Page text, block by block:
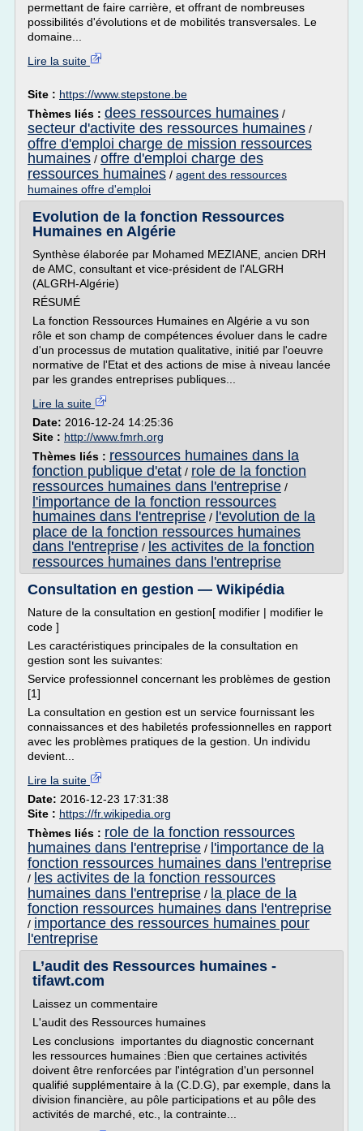
permettant de faire carrière, et offrant de nombreuses
possibilités d'évolutions et de mobilités transversales. Le
domaine...
Lire la suite
Site : https://www.stepstone.be
Thèmes liés : dees ressources humaines /
secteur d'activite des ressources humaines /
offre d'emploi charge de mission ressources
humaines / offre d'emploi charge des
ressources humaines / agent des ressources
humaines offre d'emploi
Evolution de la fonction Ressources
Humaines en Algérie
Synthèse élaborée par Mohamed MEZIANE, ancien DRH
de AMC, consultant et vice-président de l'ALGRH
(ALGRH-Algérie)
RÉSUMÉ
La fonction Ressources Humaines en Algérie a vu son
rôle et son champ de compétences évoluer dans le cadre
d'un processus de mutation qualitative, initié par l'oeuvre
normative de l'Etat et des actions de mise à niveau lancée
par les grandes entreprises publiques...
Lire la suite
Date: 2016-12-24 14:25:36
Site : http://www.fmrh.org
Thèmes liés : ressources humaines dans la
fonction publique d'etat / role de la fonction
ressources humaines dans l'entreprise /
l'importance de la fonction ressources
humaines dans l'entreprise / l'evolution de la
place de la fonction ressources humaines
dans l'entreprise / les activites de la fonction
ressources humaines dans l'entreprise
Consultation en gestion — Wikipédia
Nature de la consultation en gestion[ modifier | modifier le
code ]
Les caractéristiques principales de la consultation en
gestion sont les suivantes:
Service professionnel concernant les problèmes de gestion
[1]
La consultation en gestion est un service fournissant les
connaissances et des habiletés professionnelles en rapport
avec les problèmes pratiques de la gestion. Un individu
devient...
Lire la suite
Date: 2016-12-23 17:31:38
Site : https://fr.wikipedia.org
Thèmes liés : role de la fonction ressources
humaines dans l'entreprise / l'importance de la
fonction ressources humaines dans l'entreprise
/ les activites de la fonction ressources
humaines dans l'entreprise / la place de la
fonction ressources humaines dans l'entreprise
/ importance des ressources humaines pour
l'entreprise
L’audit des Ressources humaines -
tifawt.com
Laissez un commentaire
L'audit des Ressources humaines
Les conclusions importantes du diagnostic concernant
les ressources humaines :Bien que certaines activités
doivent être renforcées par l'intégration d'un personnel
qualifié supplémentaire à la (C.D.G), par exemple, dans la
division financière, au pôle participations et au pôle des
activités de marché, etc., la contrainte...